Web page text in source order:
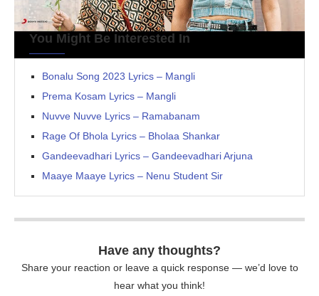
You Might Be Interested In
Bonalu Song 2023 Lyrics – Mangli
Prema Kosam Lyrics – Mangli
Nuvve Nuvve Lyrics – Ramabanam
Rage Of Bhola Lyrics – Bholaa Shankar
Gandeevadhari Lyrics – Gandeevadhari Arjuna
Maaye Maaye Lyrics – Nenu Student Sir
Have any thoughts?
Share your reaction or leave a quick response — we’d love to
hear what you think!